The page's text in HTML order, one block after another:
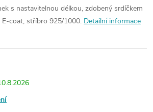
s nastavitelnou délkou, zdobený srdíčkem
coat, stříbro 925/1000. Detailní informace